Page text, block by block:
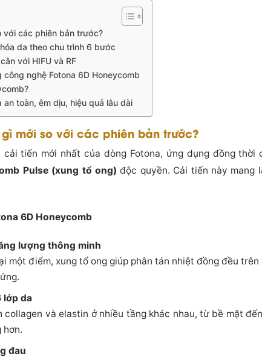
với các phiên bản trước?
da theo chu trình 6 bước
với HIFU và RF
nghệ Fotona 6D Honeycomb
an toàn, êm dịu, hiệu quả lâu dài
mới so với các phiên bản trước?
tiến mới nhất của dòng Fotona, ứng dụng đồng thời
Pulse (xung tổ ong) độc quyền. Cải tiến này
6D Honeycomb
lượng thông minh
một điểm, xung tổ ong giúp phân tán nhiệt đồng đều
lớp da
collagen và elastin ở nhiều tầng khác nhau, từ bề mặt
hơn.
đau